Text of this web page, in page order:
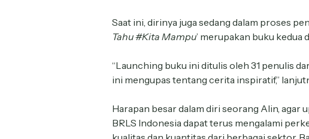
Saat ini, dirinya juga sedang dalam proses
Tahu #Kita Mampu’ merupakan buku kedua
“Launching buku ini ditulis oleh 31 penulis
ini mengupas tentang cerita inspiratif,”
Harapan besar dalam diri seorang Alin, agar
BRLS Indonesia dapat terus mengalami